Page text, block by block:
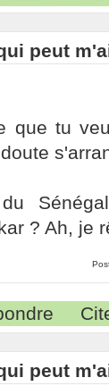
peut
que tu
du
? Ah, je
peut